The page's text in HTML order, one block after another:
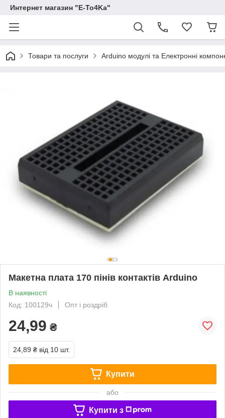
Интернет магазин "E-To4Ka"
Товари та послуги Arduino модулі та Електронні
Макетна плата 170 пінів контактів Arduino
В наявності
Код: 100129ч
Опт і роздріб
24,99 ₴
24,89 ₴ від 10 шт.
Купити
або
Купити з